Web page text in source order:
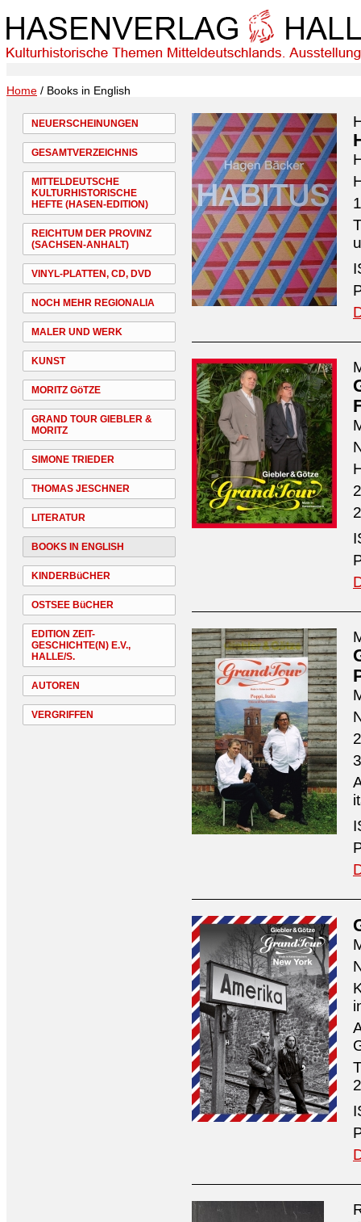
Home / Books in English
NEUERSCHEINUNGEN
GESAMTVERZEICHNIS
MITTELDEUTSCHE
KULTURHISTORISCHE
HEFTE (HASEN-EDITION)
REICHTUM DER PROVINZ
(SACHSEN-ANHALT)
VINYL-PLATTEN, CD, DVD
NOCH MEHR REGIONALIA
MALER UND WERK
KUNST
MORITZ GöTZE
GRAND TOUR GIEBLER &
MORITZ
SIMONE TRIEDER
THOMAS JESCHNER
LITERATUR
BOOKS IN ENGLISH
KINDERBüCHER
OSTSEE BüCHER
EDITION ZEIT-
GESCHICHTE(N) E.V.,
HALLE/S.
AUTOREN
VERGRIFFEN